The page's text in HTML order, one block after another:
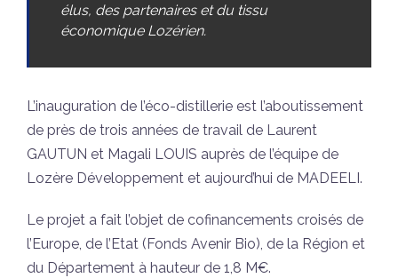
élus, des partenaires et du tissu
économique Lozérien.
L’inauguration de l’éco-distillerie est l’aboutissement
de près de trois années de travail de Laurent
GAUTUN et Magali LOUIS auprès de l’équipe de
Lozère Développement et aujourd’hui de MADEELI.
Le projet a fait l’objet de cofinancements croisés de
l’Europe, de l’Etat (Fonds Avenir Bio), de la Région et
du Département à hauteur de 1,8 M€.